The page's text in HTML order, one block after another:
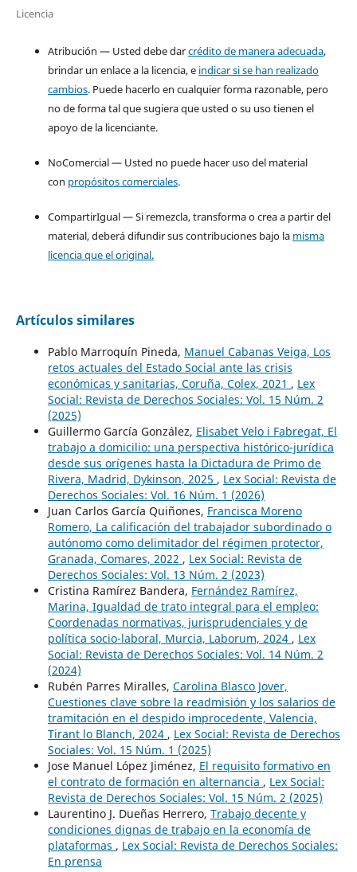
Licencia
Atribución — Usted debe darcrédito de manera adecuada,
brindar un enlace a la licencia, e indicar si se han realizado
cambios. Puede hacerlo en cualquier forma razonable, pero
no de forma tal que sugiera que usted o su uso tienen el
apoyo de la licenciante.
NoComercial — Usted no puede hacer uso del material
con propósitos comerciales.
CompartirIgual — Si remezcla, transforma o crea a partir del
material, deberá difundir sus contribuciones bajo la misma
licencia que el original.
Artículos similares
Pablo Marroquín Pineda, Manuel Cabanas Veiga, Los
retos actuales del Estado Social ante las crisis
económicas y sanitarias, Coruña, Colex, 2021 , Lex
Social: Revista de Derechos Sociales: Vol. 15 Núm. 2
(2025)
Guillermo García González, Elisabet Velo i Fabregat, El
trabajo a domicilio: una perspectiva histórico-jurídica
desde sus orígenes hasta la Dictadura de Primo de
Rivera, Madrid, Dykinson, 2025 , Lex Social: Revista de
Derechos Sociales: Vol. 16 Núm. 1 (2026)
Juan Carlos García Quiñones, Francisca Moreno
Romero, La calificación del trabajador subordinado o
autónomo como delimitador del régimen protector,
Granada, Comares, 2022 , Lex Social: Revista de
Derechos Sociales: Vol. 13 Núm. 2 (2023)
Cristina Ramírez Bandera, Fernández Ramírez,
Marina, Igualdad de trato integral para el empleo:
Coordenadas normativas, jurisprudenciales y de
política socio-laboral, Murcia, Laborum, 2024 , Lex
Social: Revista de Derechos Sociales: Vol. 14 Núm. 2
(2024)
Rubén Parres Miralles, Carolina Blasco Jover,
Cuestiones clave sobre la readmisión y los salarios de
tramitación en el despido improcedente, Valencia,
Tirant lo Blanch, 2024 , Lex Social: Revista de Derechos
Sociales: Vol. 15 Núm. 1 (2025)
Jose Manuel López Jiménez, El requisito formativo en
el contrato de formación en alternancia , Lex Social:
Revista de Derechos Sociales: Vol. 15 Núm. 2 (2025)
Laurentino J. Dueñas Herrero, Trabajo decente y
condiciones dignas de trabajo en la economía de
plataformas , Lex Social: Revista de Derechos Sociales:
En prensa